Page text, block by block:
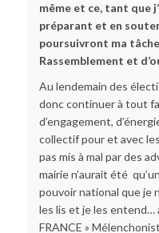
même et ce, tant que
préparant et en
poursuivront ma
Rassemblement et
Au lendemain des
donc continuer à tout
d’engagement,
collectif pour et avec
pas mis à mal par des
mairie n’aurait été
pouvoir national que je
les lis et je les entend…
FRANCE »